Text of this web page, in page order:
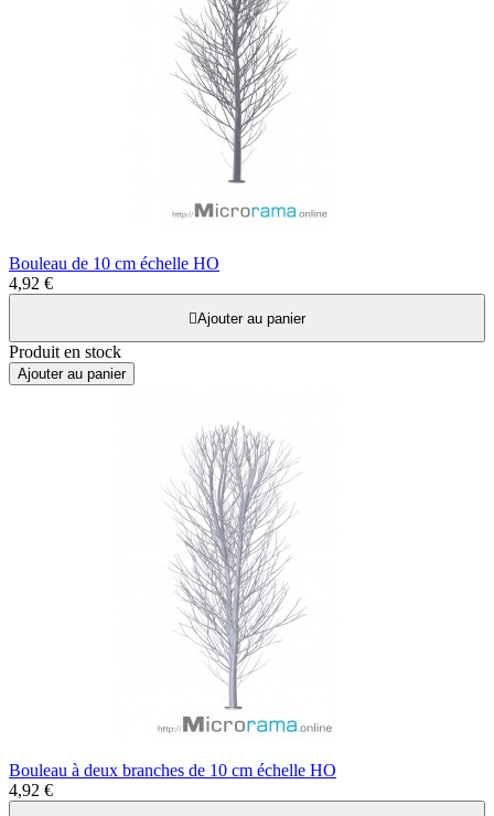
Bouleau de 10 cm échelle HO
4,92 €
Ajouter au panier
Produit en stock
Ajouter au panier
Bouleau à deux branches de 10 cm échelle HO
4,92 €